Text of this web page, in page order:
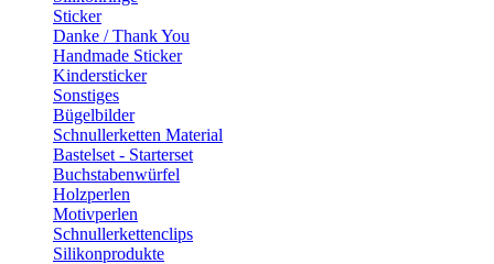
Sticker
Danke / Thank You
Handmade Sticker
Kindersticker
Sonstiges
Bügelbilder
Schnullerketten Material
Bastelset - Starterset
Buchstabenwürfel
Holzperlen
Motivperlen
Schnullerkettenclips
Silikonprodukte